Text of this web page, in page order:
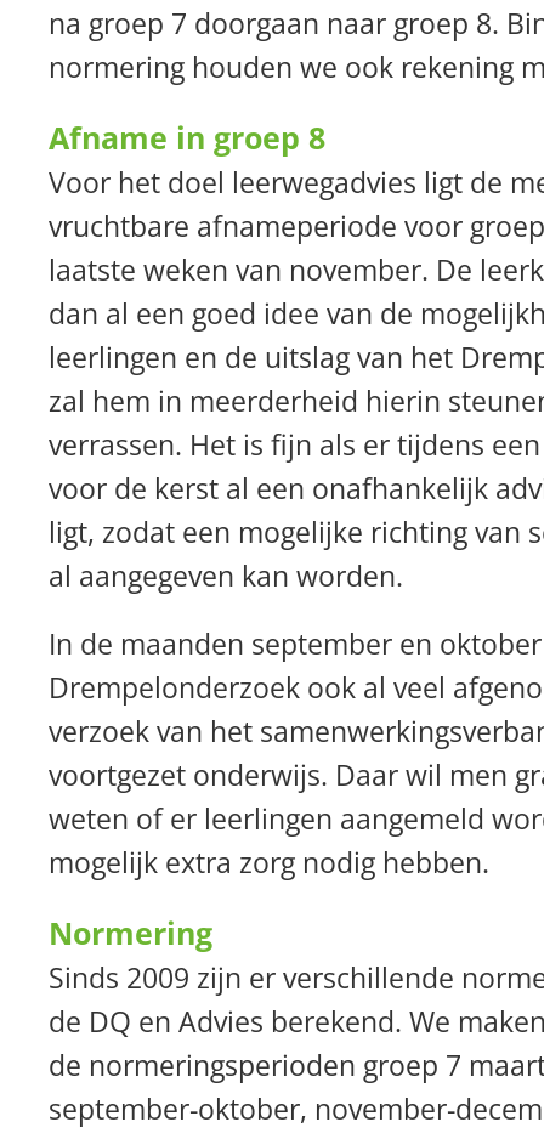
na groep 7 doorgaan naar groep 8.
normering houden we ook rekening
Afname in groep 8
Voor het doel leerwegadvies ligt de
vruchtbare afnameperiode voor
laatste weken van november. De
dan al een goed idee van de
leerlingen en de uitslag van het
zal hem in meerderheid hierin
verrassen. Het is fijn als er tijdens
voor de kerst al een onafhankelijk
ligt, zodat een mogelijke richting van
al aangegeven kan worden.
In de maanden september en
Drempelonderzoek ook al veel
verzoek van het
voortgezet onderwijs. Daar wil men
weten of er leerlingen aangemeld
mogelijk extra zorg nodig hebben.
Normering
Sinds 2009 zijn er verschillende
de DQ en Advies berekend. We
de normeringsperioden groep 7
september-oktober, november-